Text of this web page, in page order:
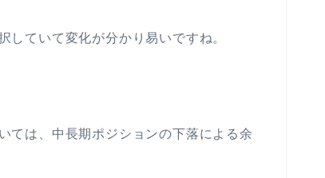
していて変化が分かり易いですね。
ては、中長期ポジションの下落による余